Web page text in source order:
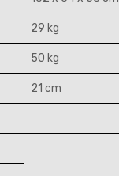
29 kg
50 kg
21 cm